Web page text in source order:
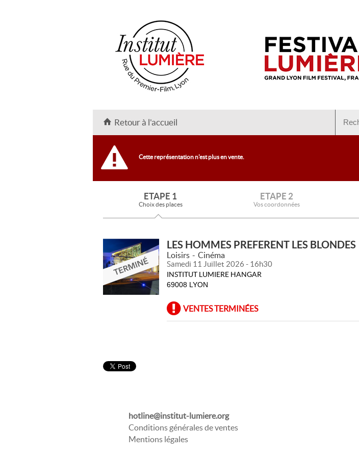
Retour à l'accueil
Cette représentation n'est plus en vente.
ETAPE 1
Choix des places
ETAPE 2
Vos coordonnées
LES HOMMES PREFERENT LES BLONDES
Loisirs Cinéma
Samedi 11 Juillet 2026 - 16h30
INSTITUT LUMIERE HANGAR
69008 LYON
VENTES TERMINÉES
hotline@institut-lumiere.org
Conditions générales de ventes
Mentions légales